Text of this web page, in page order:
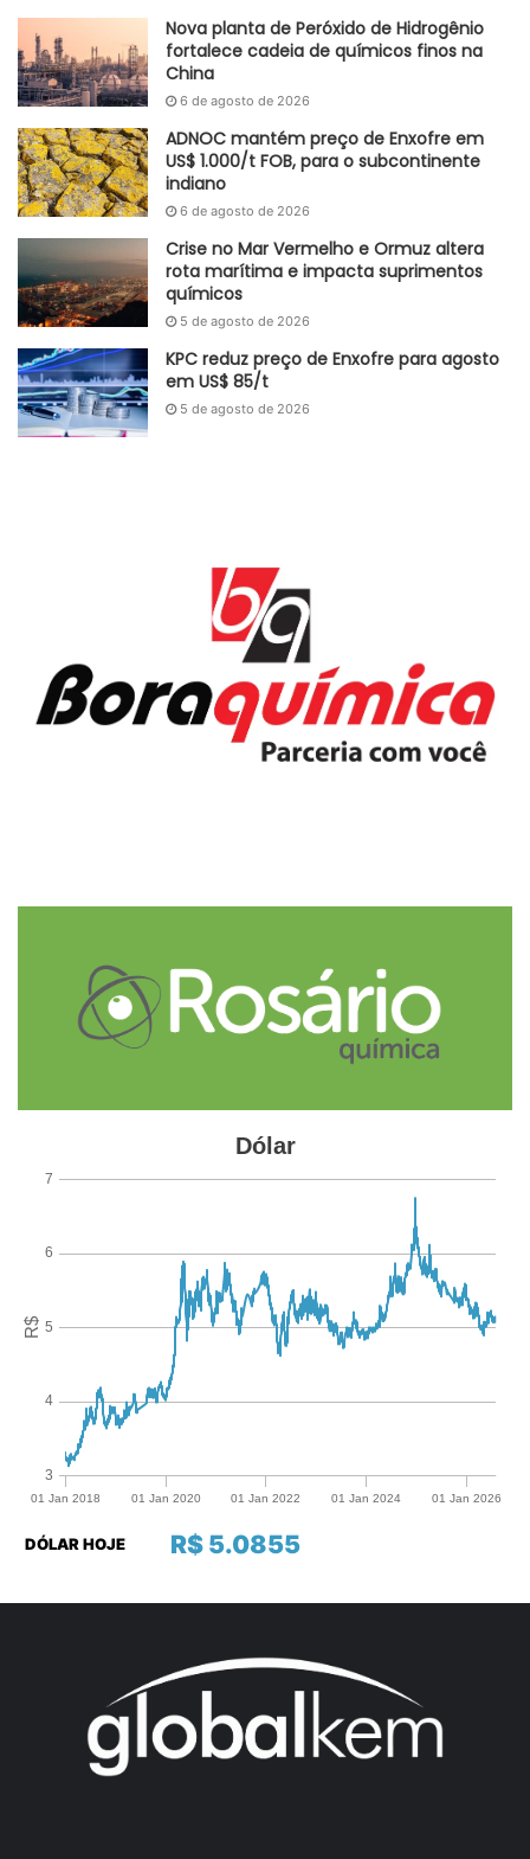
Nova planta de Peróxido de Hidrogênio
fortalece cadeia de químicos finos na
China
6 de agosto de 2026
ADNOC mantém preço de Enxofre em
US$ 1.000/t FOB, para o subcontinente
indiano
6 de agosto de 2026
Crise no Mar Vermelho e Ormuz altera
rota marítima e impacta suprimentos
químicos
5 de agosto de 2026
KPC reduz preço de Enxofre para agosto
em US$ 85/t
5 de agosto de 2026
R$ 5.0855
DÓLAR HOJE